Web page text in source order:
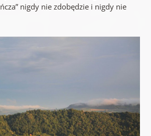
nigdy nie zdobędzie i nigdy nie